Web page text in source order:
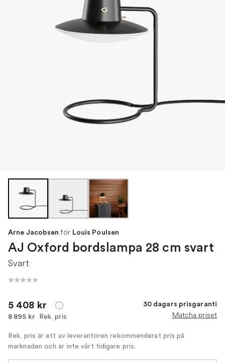
Arne Jacobsen för Louis Poulsen
AJ Oxford bordslampa 28 cm svart
Svart
5 408 kr
8 895 kr Rek. pris
30 dagars prisgaranti
Matcha priset
Rek. pris är ett av leverantören rekommenderat pris på
marknaden och är inte vårt tidigare pris.